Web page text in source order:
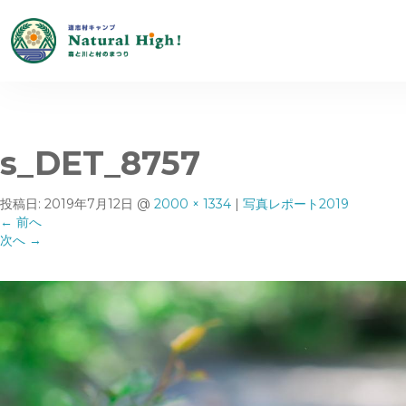
s_DET_8757
投稿日: 2019年7月12日 @ 2000 × 1334 | 写真レポート2019
← 前へ
次へ →